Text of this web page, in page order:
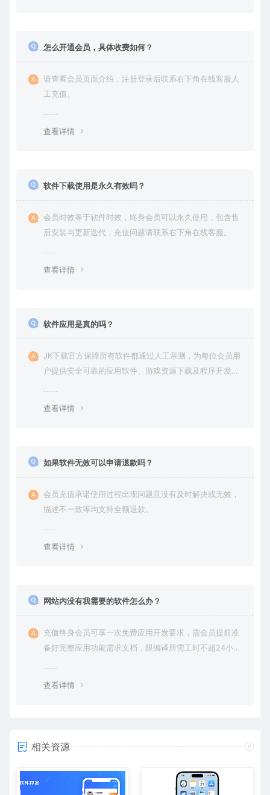
怎么开通会员，具体收费如何？
请查看会员页面介绍，注册登录后联系右下角在线客服人
工充值。
查看详情
软件下载使用是永久有效吗？
会员时效等于软件时效，终身会员可以永久使用，包含售
后安装与更新迭代，充值问题请联系右下角在线客服。
查看详情
软件应用是真的吗？
JK下载官方保障所有软件都通过人工亲测，为每位会员用
户提供安全可靠的应用软件、游戏资源下载及程序开发服
查看详情
如果软件无效可以申请退款吗？
会员充值承诺使用过程出现问题且没有及时解决或无效，
描述不一致等均支持全额退款。
查看详情
网站内没有我需要的软件怎么办？
充值终身会员可享一次免费应用开发要求，需会员提前准
备好完整应用功能需求文档，限编译所需工时不超24小
查看详情
相关资源